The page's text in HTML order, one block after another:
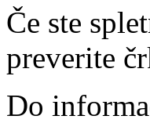
Če ste
preverite
Do